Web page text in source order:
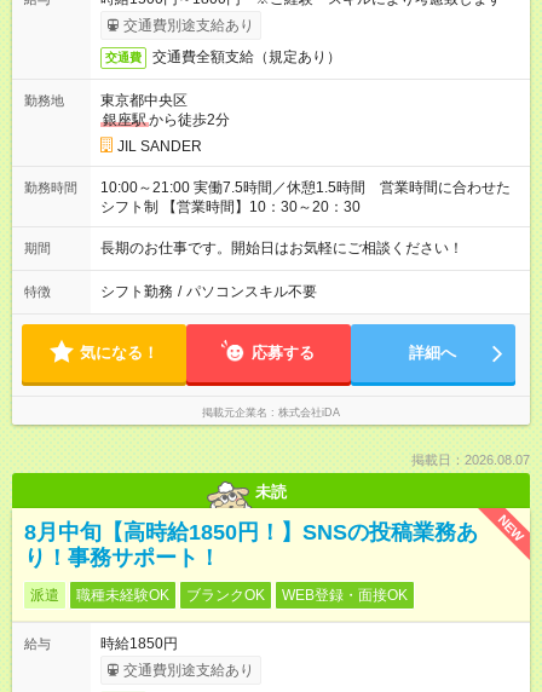
交通費別途支給あり
交通費 交通費全額支給（規定あり）
勤務地
東京都中央区
銀座駅から徒歩2分
JIL SANDER
勤務時間
10:00～21:00 実働7.5時間／休憩1.5時間 営業時間に合わせた
シフト制 【営業時間】10：30～20：30
期間 長期のお仕事です。開始日はお気軽にご相談ください！
特徴 シフト勤務 / パソコンスキル不要
気になる！ 応募する 詳細へ
掲載元企業名 株式会社iDA
掲載日：2026.08.07
未読
NEW
8月中旬【高時給1850円！】SNSの投稿業務あ
り！事務サポート！
派遣 職種未経験OK ブランクOK WEB登録・面接OK
給与
時給1850円
交通費別途支給あり